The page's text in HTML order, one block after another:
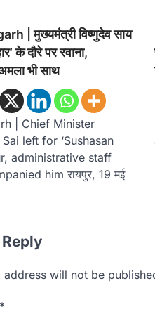
| मुख्यमंत्री विष्णुदेव साय
के दौरे पर रवाना,
भी साथ
| Chief Minister
left for ‘Sushasan
administrative staff
him रायपुर, 19 मई
address will not be
*